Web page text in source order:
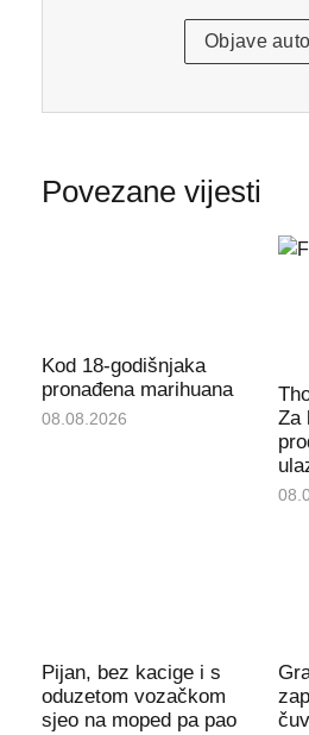
Objave
Povezane vijesti
Kod 18-godišnjaka
pronađena marihuana
08.08.2026
Za
Pijan, bez kacige i s
oduzetom vozačkom
sjeo na moped pa pao